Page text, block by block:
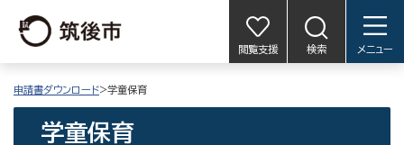
閲覧支援 検索 メニュー
申請書ダウンロード>学童保育
学童保育